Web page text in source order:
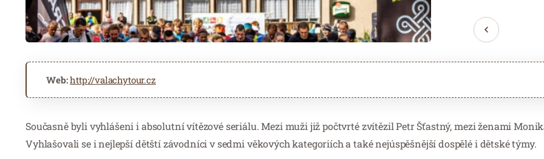
Web:http://valachytour.cz
Současně byli vyhlášeni i absolutní vítězové seriálu. Mezi muži již počtvrté zvítězil Petr Šťastný, mezi ženami
Vyhlašovali se i nejlepší dětští závodníci v sedmi věkových kategoriích a také nejúspěšnější dospělé i dětské týmy.